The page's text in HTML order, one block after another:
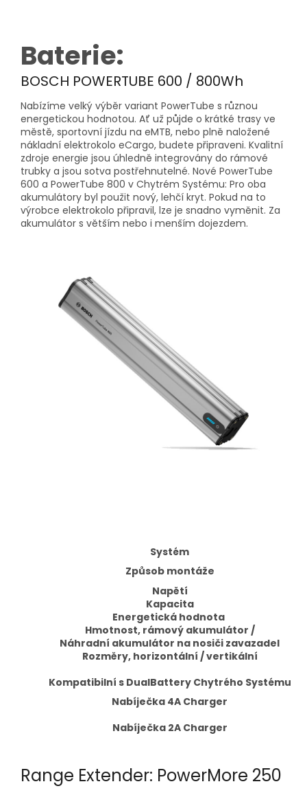
Baterie:
BOSCH POWERTUBE 600 / 800Wh
Nabízíme velký výběr variant PowerTube s různou
energetickou hodnotou. Ať už půjde o krátké trasy ve
městě, sportovní jízdu na eMTB, nebo plně naložené
nákladní elektrokolo eCargo, budete připraveni. Kvalitní
zdroje energie jsou úhledně integrovány do rámové
trubky a jsou sotva postřehnutelné. Nové PowerTube
600 a PowerTube 800 v Chytrém Systému: Pro oba
akumulátory byl použit nový, lehčí kryt. Pokud na to
výrobce elektrokolo připravil, lze je snadno vyměnit. Za
akumulátor s větším nebo i menším dojezdem.
Systém
Způsob montáže
Napětí
Kapacita
Energetická hodnota
Hmotnost, rámový akumulátor /
Náhradní akumulátor na nosiči zavazadel
Rozměry, horizontální / vertikální
Kompatibilní s DualBattery Chytrého Systému
Nabíječka 4A Charger
Nabíječka 2A Charger
Range Extender: PowerMore 250